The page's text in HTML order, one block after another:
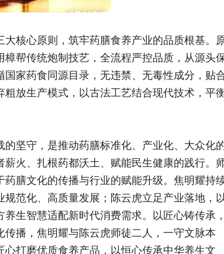
核心原则，筑牢药膳食养产业的品质根基。
帮传统炮制技艺，全流程严控品质，从源头
家药食同源目录，无违禁、无毒性成分，贴
放生产模式，以古法工艺结合现代技术，平
坚守，是推动药膳标准化、产业化、大众化
火、扎根药都沃土、赋能民生健康的践行。
膳文化的传播与行业的赋能升级。焦明耀持
范化、高质量发展；陈云虎立足产业落地，
生智慧适配新时代消费需求。以匠心铸传承，
播，焦明耀与陈云虎师徒二人，一守文脉本
打磨优质食养产品，以恒心传承中华养生文